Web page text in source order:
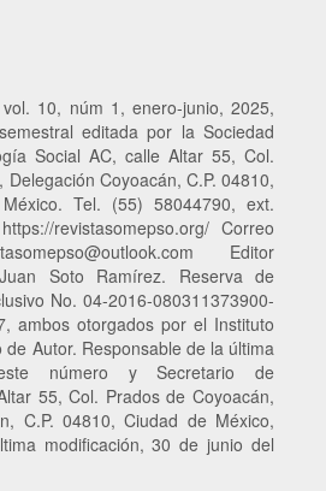
vol. 10, núm 1, enero-junio, 2025,
editada por la Sociedad
Social AC, calle Altar 55, Col.
Delegación Coyoacán, C.P. 04810,
Tel. (55) 58044790, ext.
revistasomepso.org/ Correo
Editor
Soto Ramírez. Reserva de
No. 04-2016-080311373900-
ambos otorgados por el Instituto
de Autor. Responsable de la última
número y Secretario de
55, Col. Prados de Coyoacán,
C.P. 04810, Ciudad de México,
modificación, 30 de junio del